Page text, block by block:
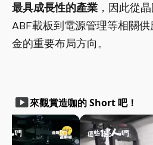
最具成長性的產業 ，因此從
ABF載板到電源管理等相關
金的重要布局方向。
smart_display來觀賞造咖的 Short 吧！